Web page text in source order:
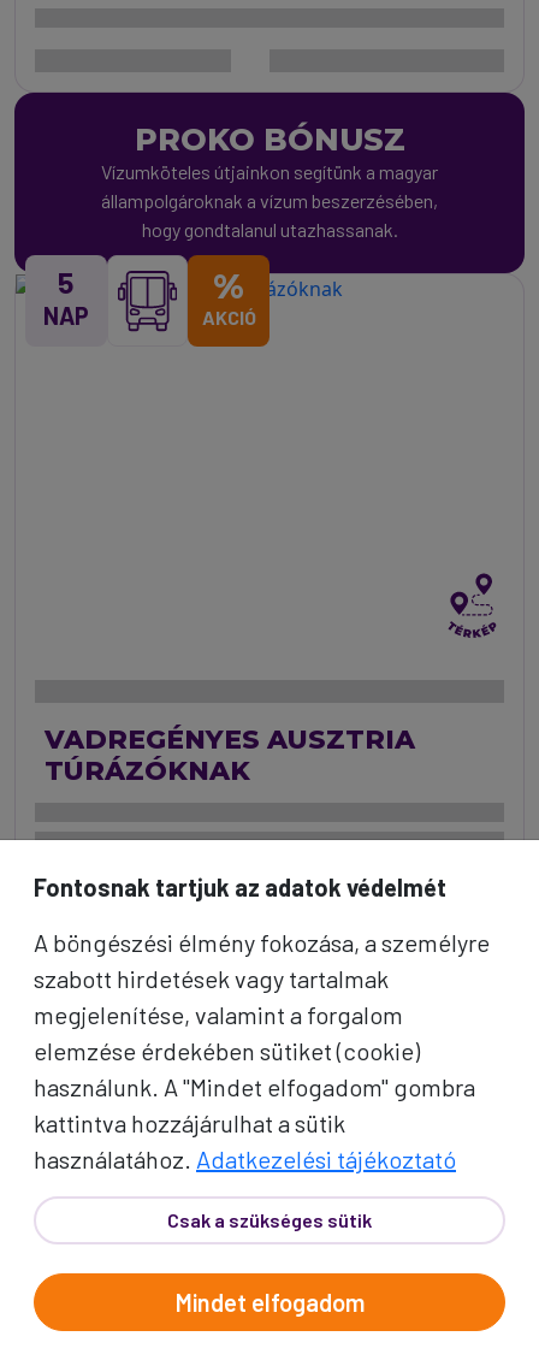
PROKO BÓNUSZ
Vízumköteles útjainkon segítünk a magyar
állampolgároknak a vízum beszerzésében,
hogy gondtalanul utazhassanak.
5
NAP
%
AKCIÓ
VADREGÉNYES AUSZTRIA
TÚRÁZÓKNAK
5
NAP
Fontosnak tartjuk az adatok védelmét
A böngészési élmény fokozása, a személyre
szabott hirdetések vagy tartalmak
megjelenítése, valamint a forgalom
elemzése érdekében sütiket (cookie)
használunk. A "Mindet elfogadom" gombra
kattintva hozzájárulhat a sütik
használatához. Adatkezelési tájékoztató
Csak a szükséges sütik
Mindet elfogadom